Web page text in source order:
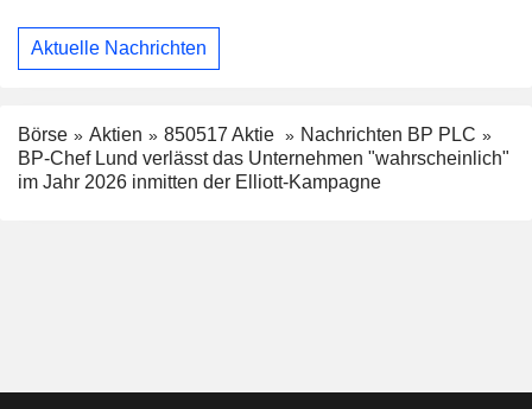
Aktuelle Nachrichten
Börse Aktien 850517 Aktie
Nachrichten BP PLC
BP-Chef Lund verlässt das Unternehmen "wahrscheinlich"
im Jahr 2026 inmitten der Elliott-Kampagne